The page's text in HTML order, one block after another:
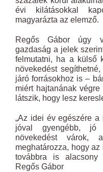
évi kilátásokkal
magyarázta az elemző.
Regős Gábor úgy
gazdaság a jelek
felmutatni, ha a külső
növekedést
járó forrásokhoz is –
miért hajtanának
látszik, hogy lesz
„Az idei év egészére a
jóval gyengébb, jó
növekedést várok,
meghatározza, hogy
továbbra is alacsony
Regős Gábor